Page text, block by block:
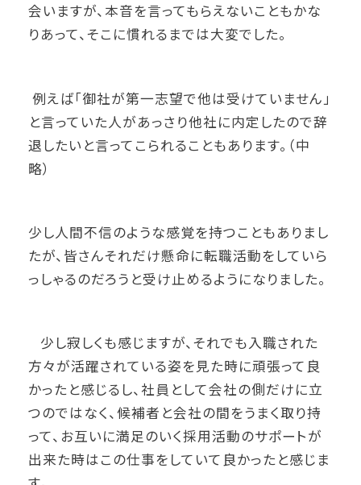
会いますが、本音を言ってもらえないこともかな
りあって、そこに慣れるまでは大変でした。
例えば「御社が第一志望で他は受けていません」
と言っていた人があっさり他社に内定したので辞
退したいと言ってこられることもあります。（中
略）
少し人間不信のような感覚を持つこともありまし
たが、皆さんそれだけ懸命に転職活動をしていら
っしゃるのだろうと受け止めるようになりました。
少し寂しくも感じますが、それでも入職された
方々が活躍されている姿を見た時に頑張って良
かったと感じるし、社員として会社の側だけに立
つのではなく、候補者と会社の間をうまく取り持
って、お互いに満足のいく採用活動のサポートが
出来た時はこの仕事をしていて良かったと感じま